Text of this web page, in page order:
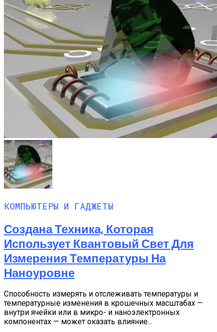
КОМПЬЮТЕРЫ И ГАДЖЕТЫ
Создана Техника, Которая
Использует Квантовый Свет Для
Измерения Температуры На
Наноуровне
Способность измерять и отслеживать температуры и
температурные изменения в крошечных масштабах —
внутри ячейки или в микро- и наноэлектронных
компонентах — может оказать влияние...